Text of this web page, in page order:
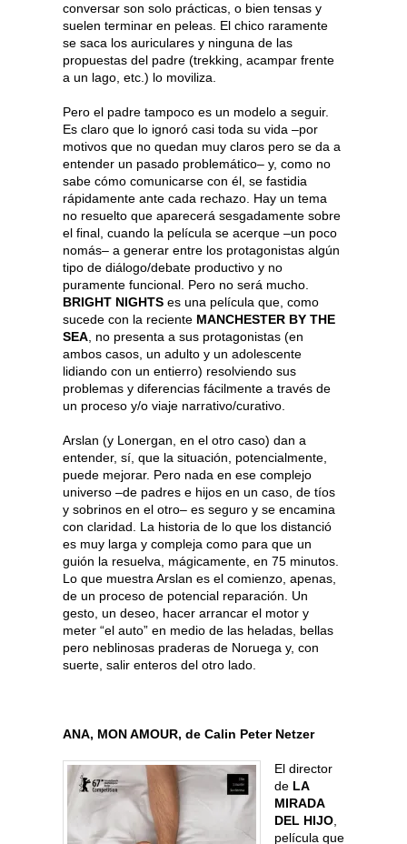
conversar son solo prácticas, o bien tensas y
suelen terminar en peleas. El chico raramente
se saca los auriculares y ninguna de las
propuestas del padre (trekking, acampar frente
a un lago, etc.) lo moviliza.
Pero el padre tampoco es un modelo a seguir.
Es claro que lo ignoró casi toda su vida –por
motivos que no quedan muy claros pero se da a
entender un pasado problemático– y, como no
sabe cómo comunicarse con él, se fastidia
rápidamente ante cada rechazo. Hay un tema
no resuelto que aparecerá sesgadamente sobre
el final, cuando la película se acerque –un poco
nomás– a generar entre los protagonistas algún
tipo de diálogo/debate productivo y no
puramente funcional. Pero no será mucho.
BRIGHT NIGHTS es una película que, como
sucede con la reciente MANCHESTER BY THE
SEA , no presenta a sus protagonistas (en
ambos casos, un adulto y un adolescente
lidiando con un entierro) resolviendo sus
problemas y diferencias fácilmente a través de
un proceso y/o viaje narrativo/curativo.
Arslan (y Lonergan, en el otro caso) dan a
entender, sí, que la situación, potencialmente,
puede mejorar. Pero nada en ese complejo
universo –de padres e hijos en un caso, de tíos
y sobrinos en el otro– es seguro y se encamina
con claridad. La historia de lo que los distanció
es muy larga y compleja como para que un
guión la resuelva, mágicamente, en 75 minutos.
Lo que muestra Arslan es el comienzo, apenas,
de un proceso de potencial reparación. Un
gesto, un deseo, hacer arrancar el motor y
meter “el auto” en medio de las heladas, bellas
pero neblinosas praderas de Noruega y, con
suerte, salir enteros del otro lado.
ANA, MON AMOUR, de Calin Peter Netzer
El director
de LA
MIRADA
DEL HIJO
película que